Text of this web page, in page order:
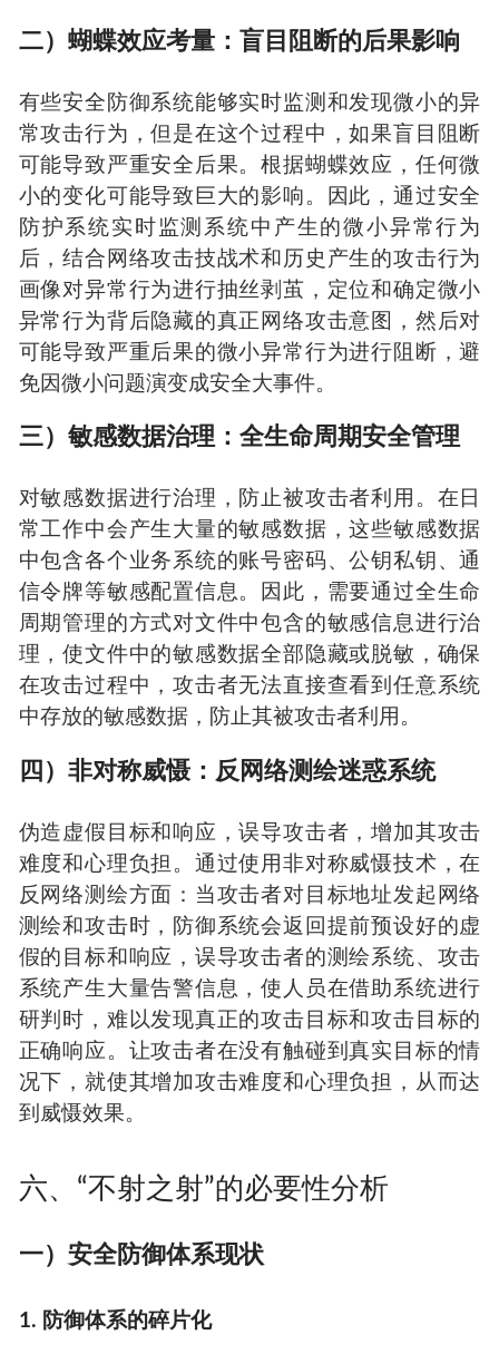
二）蝴蝶效应考量：盲目阻断的后果影响
有些安全防御系统能够实时监测和发现微小的异
常攻击行为，但是在这个过程中，如果盲目阻断
可能导致严重安全后果。根据蝴蝶效应，任何微
小的变化可能导致巨大的影响。因此，通过安全
防护系统实时监测系统中产生的微小异常行为
后，结合网络攻击技战术和历史产生的攻击行为
画像对异常行为进行抽丝剥茧，定位和确定微小
异常行为背后隐藏的真正网络攻击意图，然后对
可能导致严重后果的微小异常行为进行阻断，避
免因微小问题演变成安全大事件。
三）敏感数据治理：全生命周期安全管理
对敏感数据进行治理，防止被攻击者利用。在日
常工作中会产生大量的敏感数据，这些敏感数据
中包含各个业务系统的账号密码、公钥私钥、通
信令牌等敏感配置信息。因此，需要通过全生命
周期管理的方式对文件中包含的敏感信息进行治
理，使文件中的敏感数据全部隐藏或脱敏，确保
在攻击过程中，攻击者无法直接查看到任意系统
中存放的敏感数据，防止其被攻击者利用。
四）非对称威慑：反网络测绘迷惑系统
伪造虚假目标和响应，误导攻击者，增加其攻击
难度和心理负担。通过使用非对称威慑技术，在
反网络测绘方面：当攻击者对目标地址发起网络
测绘和攻击时，防御系统会返回提前预设好的虚
假的目标和响应，误导攻击者的测绘系统、攻击
系统产生大量告警信息，使人员在借助系统进行
研判时，难以发现真正的攻击目标和攻击目标的
正确响应。让攻击者在没有触碰到真实目标的情
况下，就使其增加攻击难度和心理负担，从而达
到威慑效果。
六、“不射之射”的必要性分析
一）安全防御体系现状
1. 防御体系的碎片化